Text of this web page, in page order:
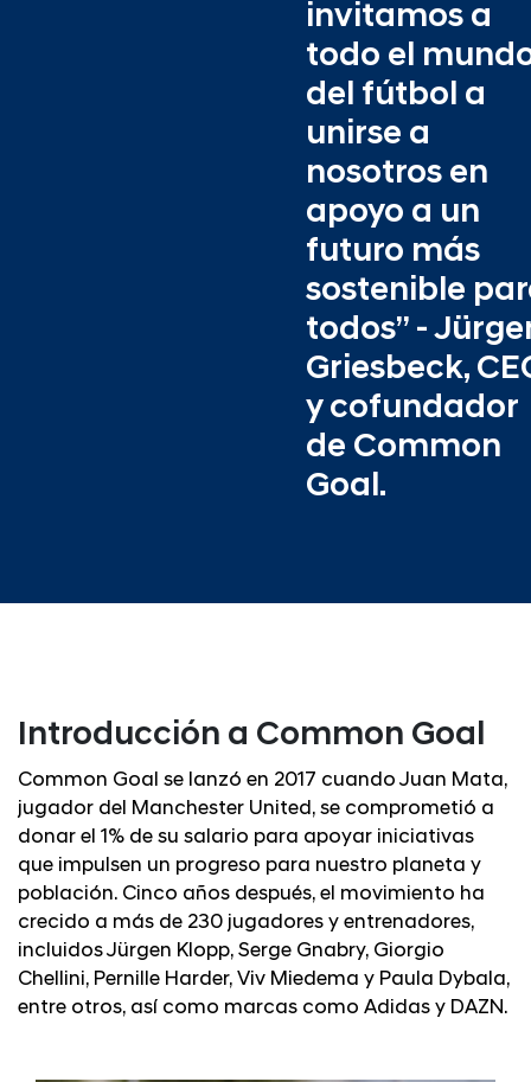
invitamos a
todo el
del fútbol a
unirse a
nosotros en
apoyo a un
futuro más
sostenible
todos” -
Griesbeck,
y cofundador
de Common
Goal.
Introducción a Common Goal
Common Goal se lanzó en 2017 cuando Juan Mata,
jugador del Manchester United, se comprometió a
donar el 1% de su salario para apoyar iniciativas
que impulsen un progreso para nuestro planeta y
población. Cinco años después, el movimiento ha
crecido a más de 230 jugadores y entrenadores,
incluidos Jürgen Klopp, Serge Gnabry, Giorgio
Chellini, Pernille Harder, Viv Miedema y Paula Dybala,
entre otros, así como marcas como Adidas y DAZN.